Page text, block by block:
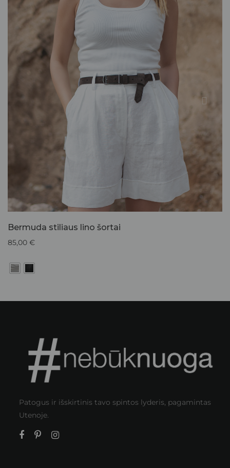
Bermuda stiliaus lino šortai
85,00 €
Patogus ir išskirtinis tavo spintos lyderis, pagamintas
Utenoje.